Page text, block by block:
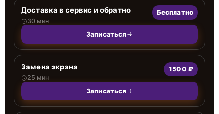
Доставка в сервис и обратно
30 мин
Бесплатно
Записаться
Замена экрана
25 мин
1500 ₽
Записаться